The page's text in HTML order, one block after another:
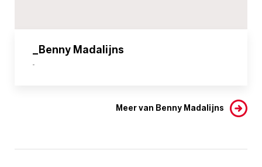
_Benny Madalijns
-
Meer van Benny Madalijns